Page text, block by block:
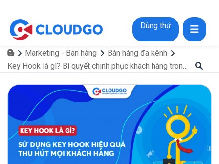
Dùng thử
Marketing - Bán hàng
Bán hàng đa kênh
Key Hook là gì? Bí quyết chinh phục khách hàng trong “một nốt nhạc”